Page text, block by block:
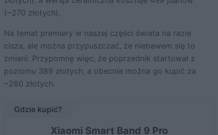
(~270 złotych).
Na temat premiery w naszej części świata na razie
cisza, ale można przypuszczać, że niebawem się to
zmieni. Przypomnę więc, że poprzednik startował z
poziomu 389 złotych, a obecnie można go kupić za
~260 złotych.
Gdzie kupić?
Xiaomi Smart Band 9 Pro